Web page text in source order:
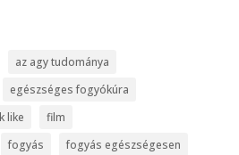
az agy tudománya
egészséges fogyókúra
like
film
fogyás
fogyás egészségesen